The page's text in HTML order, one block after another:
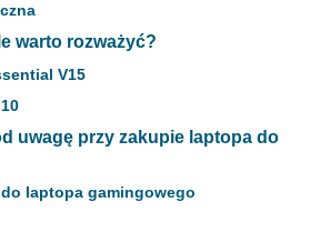
warto rozważyć?
V15
uwagę przy zakupie laptopa do
laptopa gamingowego